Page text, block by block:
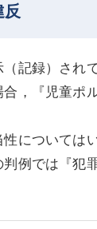
記録）され
，『児童ポ
については
例では『犯